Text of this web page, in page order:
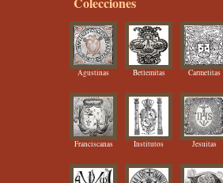
Agustinas Betlemitas Carmelitas
Franciscanas Institutos Jesuitas